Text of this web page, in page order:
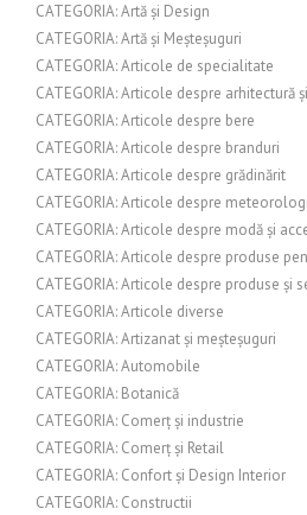
CATEGORIA: Artă și Design
CATEGORIA: Artă și Meșteșuguri
CATEGORIA: Articole de specialitate
CATEGORIA: Articole despre arhitectură
CATEGORIA: Articole despre bere
CATEGORIA: Articole despre branduri
CATEGORIA: Articole despre grădinărit
CATEGORIA: Articole despre
CATEGORIA: Articole despre modă și
CATEGORIA: Articole despre produse
CATEGORIA: Articole despre produse și
CATEGORIA: Articole diverse
CATEGORIA: Artizanat și meșteșuguri
CATEGORIA: Automobile
CATEGORIA: Botanică
CATEGORIA: Comerț și industrie
CATEGORIA: Comerț și Retail
CATEGORIA: Confort și Design Interior
CATEGORIA: Constructii